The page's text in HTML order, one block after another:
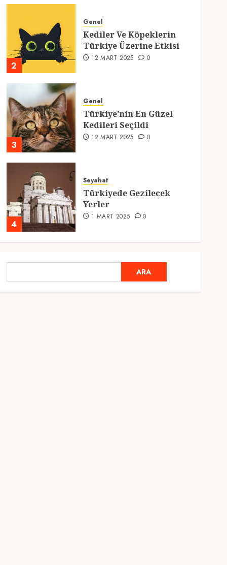
2
Genel
Kediler Ve Köpeklerin
Türkiye Üzerine Etkisi
12 MART 2025 0
3
Genel
Türkiye’nin En Güzel
Kedileri Seçildi
12 MART 2025 0
4
Seyahat
Türkiyede Gezilecek
Yerler
1 MART 2025 0
Ramazan Ayı 2025:
Manevi Atmosfer ve Özel
Hazırlıklar
ARA